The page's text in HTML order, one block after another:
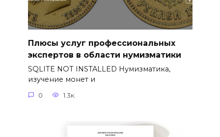
Плюсы услуг профессиональных
экспертов в области нумизматики
SQLITE NOT INSTALLED Нумизматика,
изучение монет и
0 1.3к.